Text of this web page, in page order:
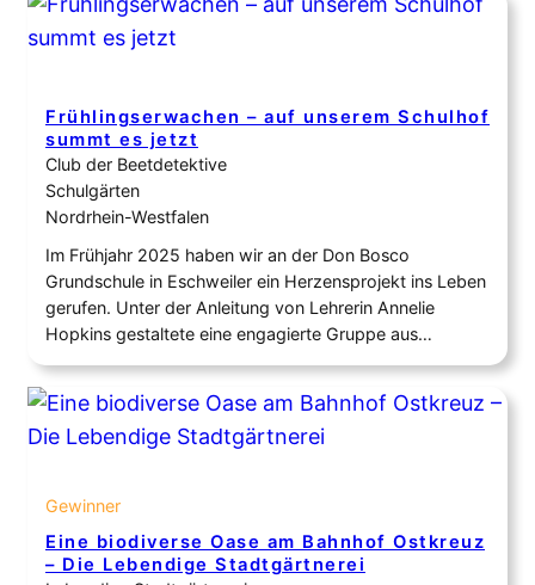
Der…
Frühlingserwachen – auf unserem Schulhof
summt es jetzt
Club der Beetdetektive
Schulgärten
Nordrhein-Westfalen
Im Frühjahr 2025 haben wir an der Don Bosco
Grundschule in Eschweiler ein Herzensprojekt ins Leben
gerufen. Unter der Anleitung von Lehrerin Annelie
Hopkins gestaltete eine engagierte Gruppe aus
Schülerinnen, Lehrerinnen und Eltern ein Beet auf dem
Schulhof neu, mit unserer Mission: nicht einfach
irgendein Beet zu gestalten, sondern einen lebendigen
Lebensraum für Bienen, Hummeln, Schmetterlinge…
Gewinner
Eine biodiverse Oase am Bahnhof Ostkreuz
– Die Lebendige Stadtgärtnerei